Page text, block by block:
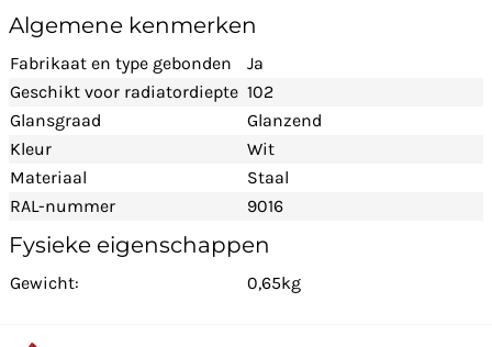
Algemene kenmerken
Fabrikaat en type gebonden
Ja
Geschikt voor radiatordiepte 102
Glansgraad
Glanzend
Kleur
Wit
Materiaal
Staal
RAL-nummer
9016
Fysieke eigenschappen
Gewicht: 0,65kg